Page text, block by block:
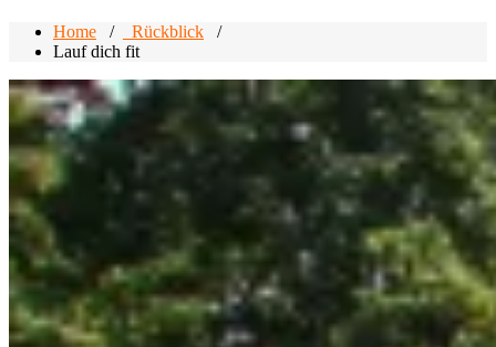
Home / _Rückblick /
Lauf dich fit